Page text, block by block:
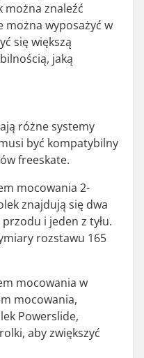
można znaleźć
można wyposażyć w
się większą
jaką
różne systemy
być kompatybilny
freeskate.
mocowania 2-
znajdują się dwa
i jeden z tyłu.
rozstawu 165
mocowania w
mocowania,
Powerslide,
aby zwiększyć